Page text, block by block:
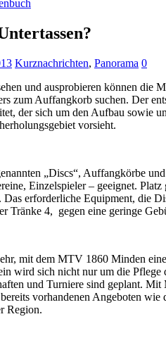
Kurznachrichten, Panorama 0
und ausprobieren können die
zum Auffangkorb suchen. Der
der sich um den Aufbau sowie
vorsieht.
„Discs“, Auffangkörbe
Einzelspieler – geeignet.
erforderliche Equipment, die
Tränke 4, gegen eine geringe
mit dem MTV 1860 Minden
wird sich nicht nur um die
und Turniere sind geplant.
vorhandenen Angeboten
Region.